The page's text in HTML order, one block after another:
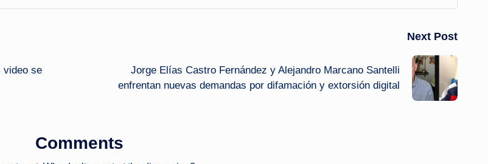
video se
Next Post
Jorge Elías Castro Fernández y Alejandro Marcano Santelli
enfrentan nuevas demandas por difamación y extorsión digital
Comments